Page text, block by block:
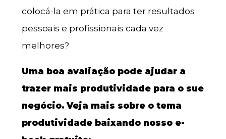
colocá-la em prática para ter resultados
pessoais e profissionais cada vez
melhores?
Uma boa avaliação pode ajudar a
trazer mais produtividade para o sue
negócio. Veja mais sobre o tema
produtividade baixando nosso e-